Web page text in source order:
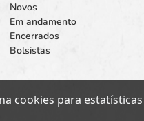
Novos
Em andamento
Encerrados
Bolsistas
cookies para